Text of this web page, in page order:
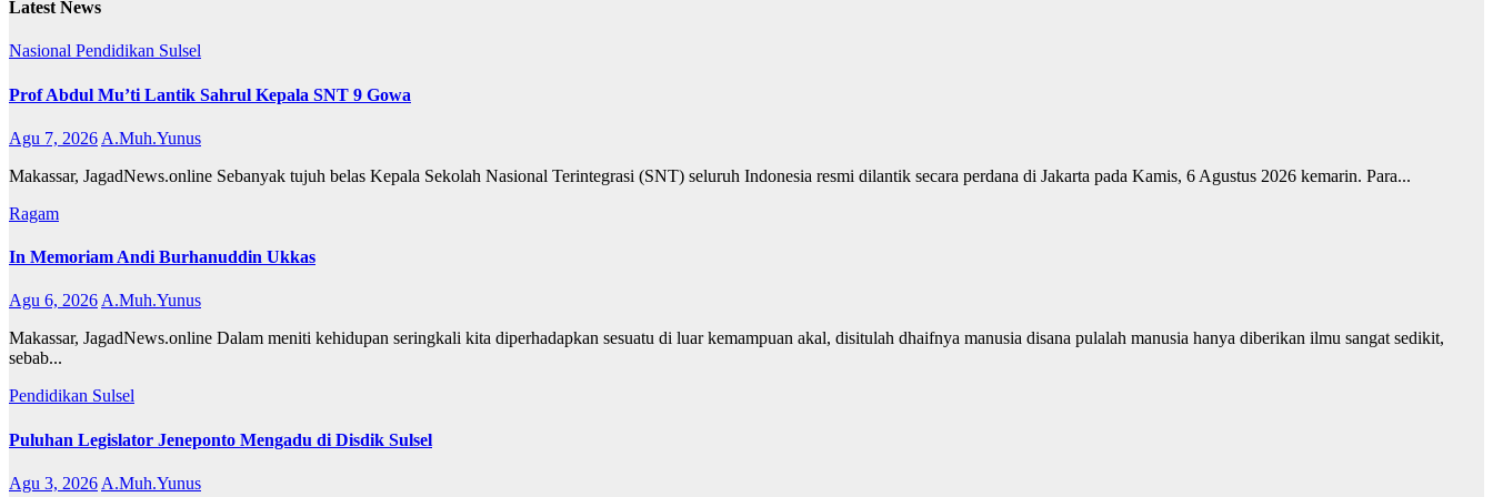
Latest News
Nasional Pendidikan Sulsel
Prof Abdul Mu’ti Lantik Sahrul Kepala SNT 9 Gowa
Agu 7, 2026 A.Muh.Yunus
Makassar, JagadNews.online Sebanyak tujuh belas Kepala Sekolah Nasional Terintegrasi (SNT) seluruh Indonesia resmi dilantik secara perdana di Jakarta pada Kamis, 6 Agustus 2026 kemarin. Para...
Ragam
In Memoriam Andi Burhanuddin Ukkas
Agu 6, 2026A.Muh.Yunus
Makassar, JagadNews.online Dalam meniti kehidupan seringkali kita diperhadapkan sesuatu di luar kemampuan akal, disitulah dhaifnya manusia disana pulalah manusia hanya diberikan ilmu sangat sedikit,
sebab...
Pendidikan Sulsel
Puluhan Legislator Jeneponto Mengadu di Disdik Sulsel
Agu 3, 2026 A.Muh.Yunus